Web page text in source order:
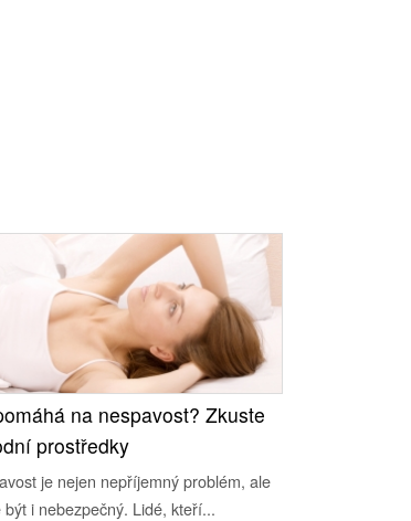
na nespavost? Zkuste
prostředky
je nejen nepříjemný problém, ale
být i nebezpečný. Lidé, kteří...